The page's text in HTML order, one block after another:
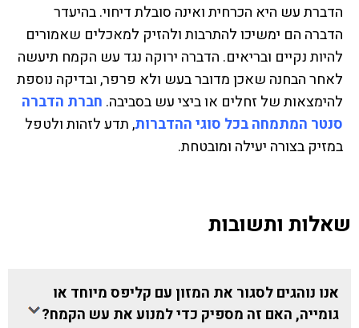
הדברת עש היא הכרחית ואינה סובלת דיחוי. בהיעדר
הדברה הם ימשיכו להתרבות ולהזיק למאכלים שאמורים
להיות נקיים ובריאים. הדברה ירוקה נגד עש הקמח תיעשה
לאחר הבחנה שאכן מדובר בעש ולא פרפר, ובדיקה נוספת
להימצאות של זחלים או ביצי עש בסביבה. חברת הדברה
סנטר המתמחה בכל סוגי ההדברות, תדע לזהות ולטפל
במזיק בצורה יעילה ומובטחת.
שאלות ותשובות
אנו נוהגים לסגור את המזון עם קליפס מיוחד או
גומייה, האם זה מספיק כדי למנוע את עש הקמח?